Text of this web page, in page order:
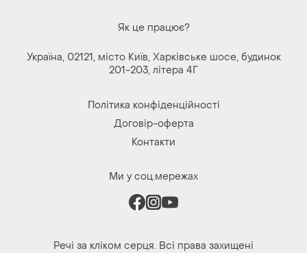
Як це працює?
Україна, 02121, місто Київ, Харківське шосе, будинок
201-203, літера 4Г
Політика конфіденційності
Договір-оферта
Контакти
Ми у соц.мережах
Речі за кліком серця. Всі права захищені